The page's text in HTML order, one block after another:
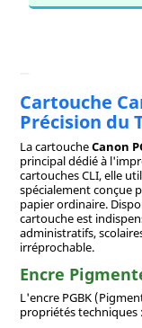
Cartouche
Précision du
La cartoucheCanon
principal dédié à
cartouches CLI, elle
spécialement conçue
papier ordinaire.
cartouche est
administratifs,
irréprochable.
Encre
L'encre PGBK
propriétés techniques :